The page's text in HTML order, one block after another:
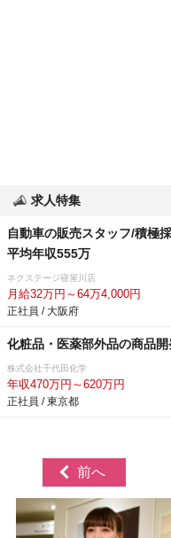
求人特集
自動車の販売スタッフ/積極
平均年収555万
ネクステージ寝屋川店
月給32万円～64万4,000円
正社員 / 大阪府
化粧品・医薬部外品の商品
株式会社千代田化学
年収470万円～620万円
正社員 / 東京都
前へ